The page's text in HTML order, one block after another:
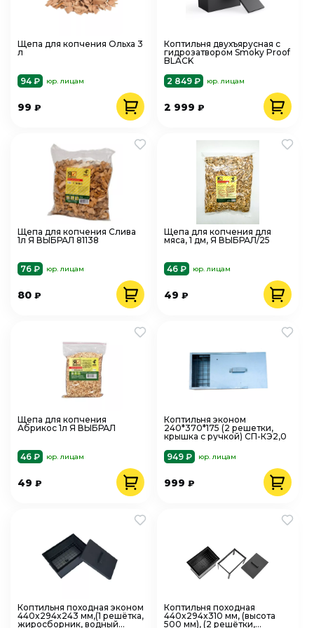
Щепа для копчения Ольха 3
л
94 ₽ юр. лицам
99 ₽
Коптильня двухъярусная с
гидрозатвором Smoky Proof
BLACK
2 849 ₽
юр. лицам
2 999₽
Щепа для копчения Слива
1л Я ВЫБРАЛ 81138
76 ₽ юр. лицам
80 ₽
Щепа для копчения для
мяса, 1 дм, Я ВЫБРАЛ/25
46 ₽ юр. лицам
49₽
Щепа для копчения
Абрикос 1л Я ВЫБРАЛ
46 ₽ юр. лицам
49 ₽
Коптильня эконом
240*370*175 (2 решетки,
крышка с ручкой) СП-КЭ2,0
949 ₽
юр. лицам
999₽
Коптильня походная эконом
440x294x243 мм,(1 решётка,
жиросборник, водный
Коптильня походная
440x294x310 мм, (высота
500 мм), (2 решётки,